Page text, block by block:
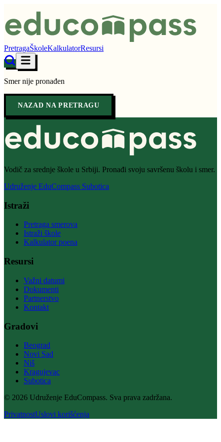
PretragaŠkoleKalkulatorResursi
Smer nije pronađen
NAZAD NA PRETRAGU
Vodič za srednje škole u Srbiji. Pronađi svoju savršenu školu i smer.
Udruženje EduCompass Subotica
Istraži
Pretraga smerova
Istraži škole
Kalkulator poena
Resursi
Važni datumi
Dokumenti
Partnerstvo
Kontakt
Gradovi
Beograd
Novi Sad
Niš
Kragujevac
Subotica
© 2026 Udruženje EduCompass. Sva prava zadržana.
PrivatnostUslovi korišćenja